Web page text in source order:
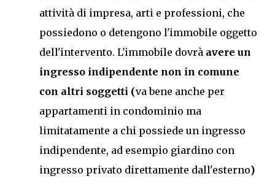
attività di impresa, arti e professioni, che
possiedono o detengono l'immobile oggetto
dell'intervento. L'immobile dovrà avere un
ingresso indipendente non in comune
con altri soggetti (va bene anche per
appartamenti in condominio ma
limitatamente a chi possiede un ingresso
indipendente, ad esempio giardino con
ingresso privato direttamente dall'esterno)